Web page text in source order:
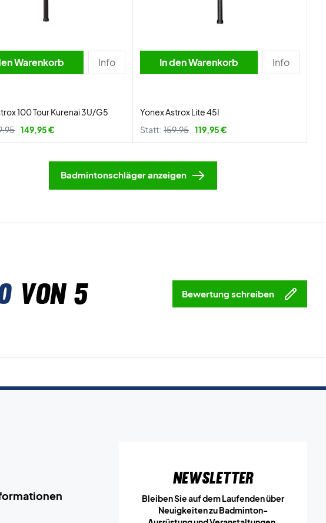
Warenkorb Info
100 Tour Kurenai 3U/G5
149,95 €
In den Warenkorb Info
Yonex Astrox Lite 45I
Statt: 159,95 119,95 €
Badmintonschläger anzeigen
von 5 Bewertung schreiben
Newsletter
Bleiben Sie auf dem Laufenden über
Neuigkeiten zu Badminton-